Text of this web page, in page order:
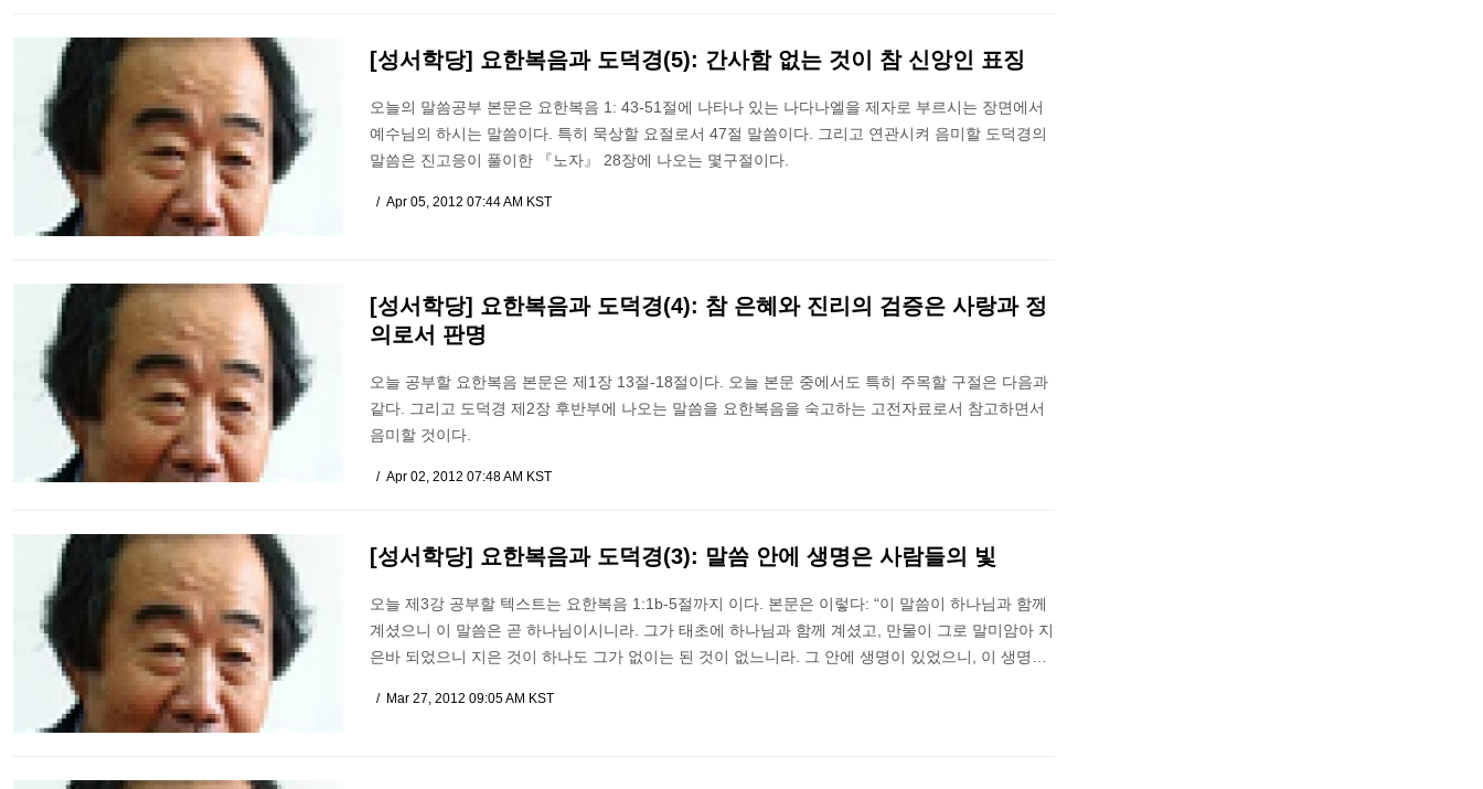
[성서학당] 요한복음과 도덕경(5): 간사함 없는 것이 참 신앙인 표징
오늘의 말씀공부 본문은 요한복음 1: 43-51절에 나타나 있는 나다나엘을 제자로 부르시는 장면에서
예수님의 하시는 말씀이다. 특히 묵상할 요절로서 47절 말씀이다. 그리고 연관시켜 음미할 도덕경의
말씀은 진고응이 풀이한 『노자』 28장에 나오는 몇구절이다.
Apr 05, 2012 07:44 AM KST
[성서학당] 요한복음과 도덕경(4): 참 은혜와 진리의 검증은 사랑과 정
의로서 판명
오늘 공부할 요한복음 본문은 제1장 13절-18절이다. 오늘 본문 중에서도 특히 주목할 구절은 다음과
같다. 그리고 도덕경 제2장 후반부에 나오는 말씀을 요한복음을 숙고하는 고전자료로서 참고하면서
음미할 것이다.
Apr 02, 2012 07:48 AM KST
[성서학당] 요한복음과 도덕경(3): 말씀 안에 생명은 사람들의 빛
오늘 제3강 공부할 텍스트는 요한복음 1:1b-5절까지 이다. 본문은 이렇다: “이 말씀이 하나님과 함께
계셨으니 이 말씀은 곧 하나님이시니라. 그가 태초에 하나님과 함께 계셨고, 만물이 그로 말미암아 지
은바 되었으니 지은 것이 하나도 그가 없이는 된 것이 없느니라. 그 안에 생명이 있었으니, 이 생명…
Mar 27, 2012 09:05 AM KST